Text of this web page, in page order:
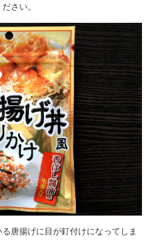
さい。
唐揚げに目が釘付けになってしま